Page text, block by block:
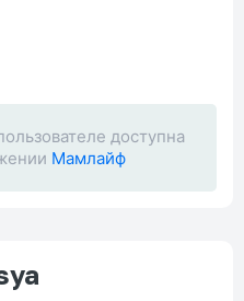
доступна
Мамлайф